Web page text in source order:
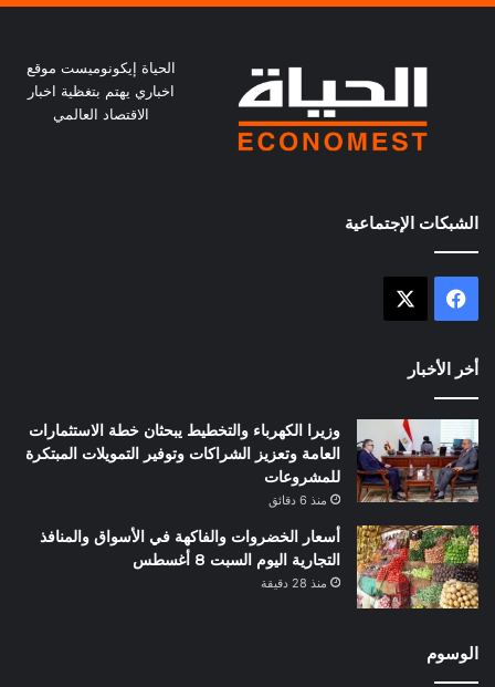
الحياة إيكونوميست موقع
اخباري يهتم بتغظية اخبار
الاقتصاد العالمي
الشبكات الإجتماعية
فيسبوك
أخر الأخبار
وزيرا الكهرباء والتخطيط يبحثان خطة الاستثمارات
العامة وتعزيز الشراكات وتوفير التمويلات المبتكرة
للمشروعات
منذ 6 دقائق
أسعار الخضروات والفاكهة في الأسواق والمنافذ
التجارية اليوم السبت 8 أغسطس
منذ 28 دقيقة
الوسوم